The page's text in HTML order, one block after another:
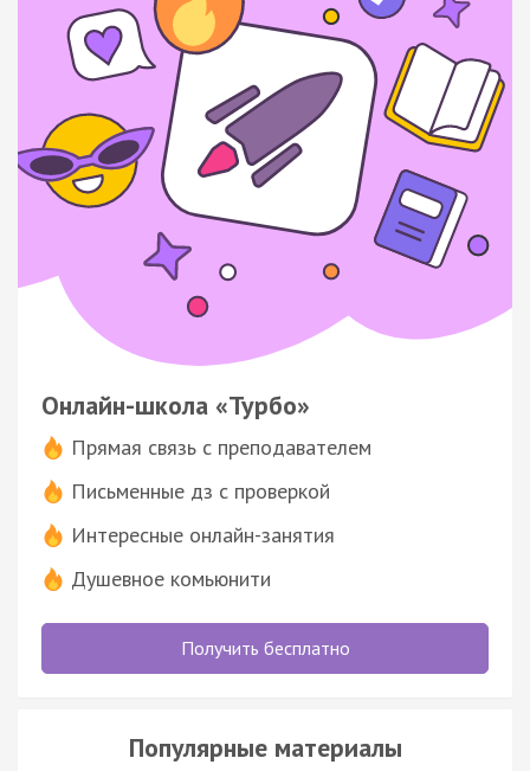
Онлайн-школа «Турбо»
Прямая связь с преподавателем
Письменные дз с проверкой
Интересные онлайн-занятия
Душевное комьюнити
Получить бесплатно
Популярные материалы